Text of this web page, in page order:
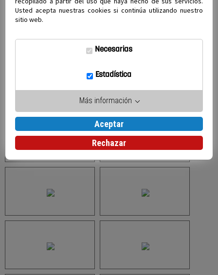
Usted acepta nuestras cookies si continúa utilizando nuestro
sitio web.
Necesarias
Estadística
Más información
Aceptar
Rechazar